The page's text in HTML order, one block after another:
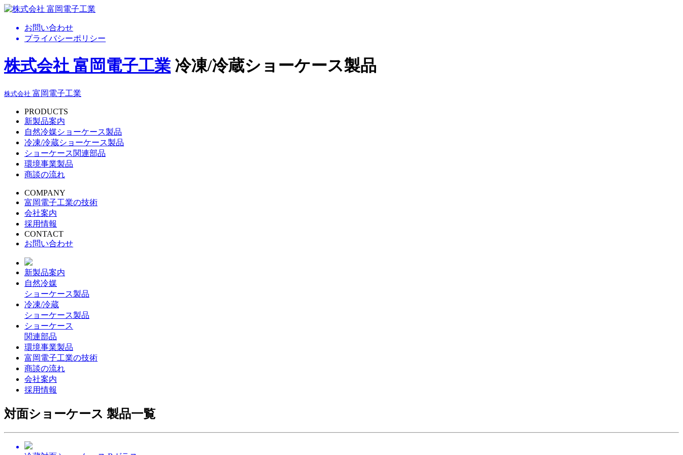
お問い合わせ
プライバシーポリシー
株式会社 富岡電子工業 冷凍/冷蔵ショーケース製品
株式会社 富岡電子工業
PRODUCTS
新製品案内
自然冷媒ショーケース製品
冷凍/冷蔵ショーケース製品
ショーケース関連部品
環境事業製品
商談の流れ
COMPANY
富岡電子工業の技術
会社案内
採用情報
CONTACT
お問い合わせ
新製品案内
自然冷媒
ショーケース製品
冷凍/冷蔵
ショーケース製品
ショーケース
関連部品
環境事業製品
富岡電子工業の技術
商談の流れ
会社案内
採用情報
対面ショーケース 製品一覧